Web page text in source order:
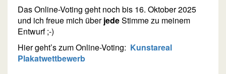
Das Online-Voting geht noch bis 16. Oktober 2025
und ich freue mich überjedeStimme zu meinem
Entwurf ;-)
Hier geht’s zum Online-Voting: Kunstareal
Plakatwettbewerb